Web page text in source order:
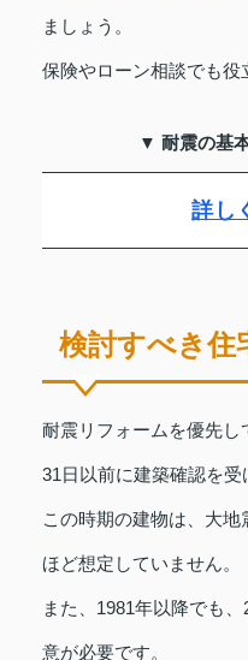
ましょう。
保険やローン相談でも役
▼ 耐震の基
詳し
検討すべき住
耐震リフォームを優先し
31日以前に建築確認を受
この時期の建物は、大
ほど想定していません。
また、1981年以降でも
意が必要です。